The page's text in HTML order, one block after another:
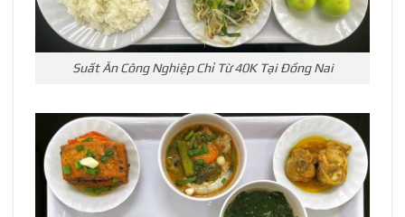
Suất Ăn Công Nghiệp Chỉ Từ 40K Tại Đồng Nai